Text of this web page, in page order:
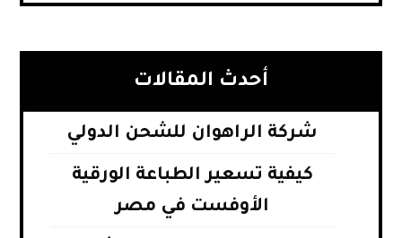
أحدث المقالات
شركة الراهوان للشحن الدولي
كيفية تسعير الطباعة الورقية
الأوفست في مصر